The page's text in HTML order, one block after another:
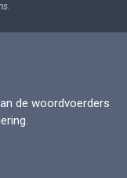
de woordvoerders